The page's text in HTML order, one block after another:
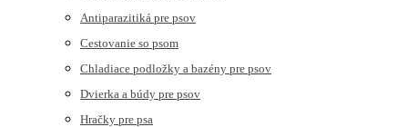
Antiparazitiká pre psov
Cestovanie so psom
Chladiace podložky a bazény pre psov
Dvierka a búdy pre psov
Hračky pre psa